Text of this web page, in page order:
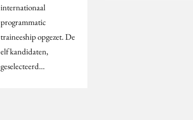
internationaal
programmatic
traineeship opgezet. De
elf kandidaten,
geselecteerd…